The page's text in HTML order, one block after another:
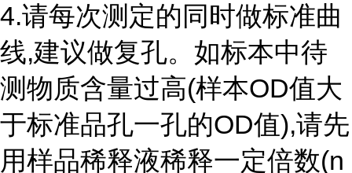
4.请每次测定的同时做标准曲
线,建议做复孔。如标本中待
测物质含量过高(样本OD值大
于标准品孔一孔的OD值),请先
用样品稀释液稀释一定倍数(n